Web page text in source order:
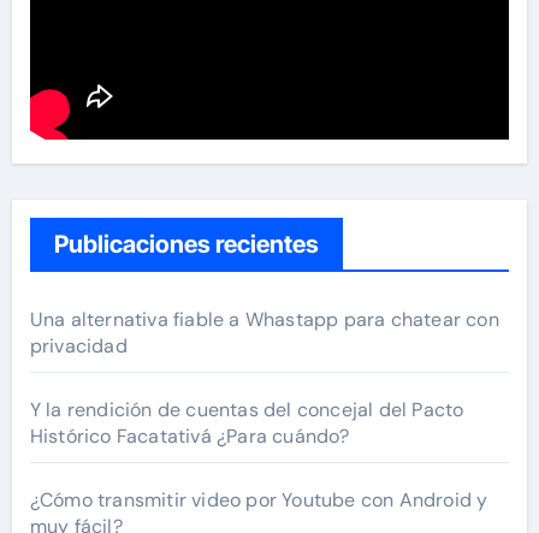
Publicaciones recientes
Una alternativa fiable a Whastapp para chatear con
privacidad
Y la rendición de cuentas del concejal del Pacto
Histórico Facatativá ¿Para cuándo?
¿Cómo transmitir video por Youtube con Android y
muy fácil?